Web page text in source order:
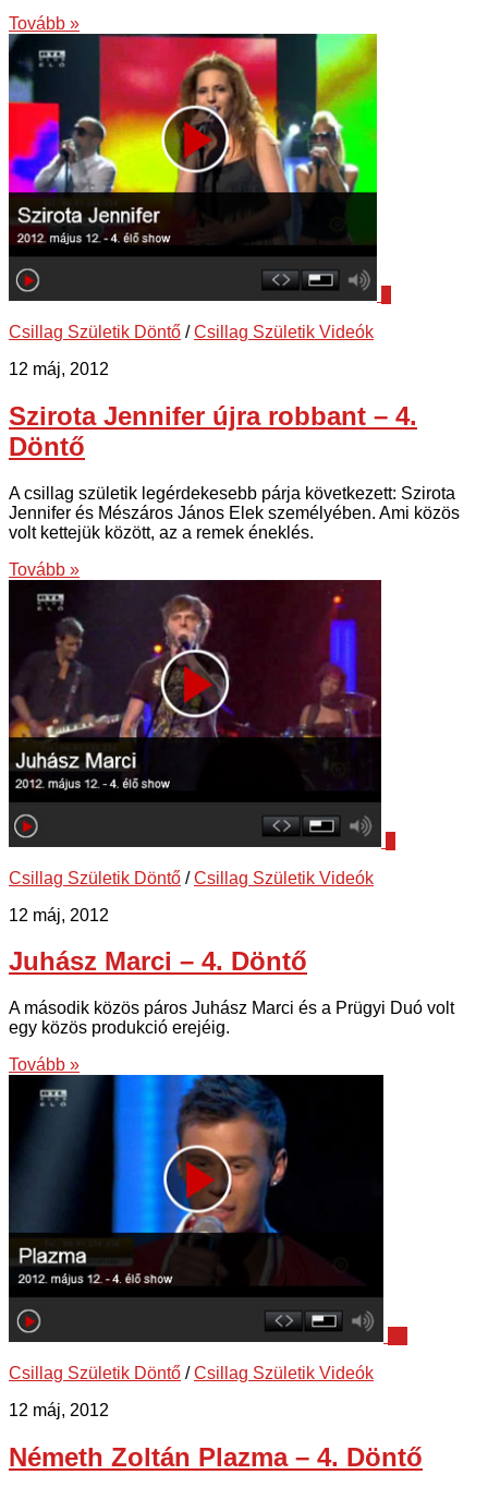
Tovább »
Csillag Születik Döntő /Csillag Születik Videók
12 máj, 2012
Szirota Jennifer újra robbant – 4.
Döntő
A csillag születik legérdekesebb párja következett: Szirota
Jennifer és Mészáros János Elek személyében. Ami közös
volt kettejük között, az a remek éneklés.
Tovább »
Csillag Születik Döntő /Csillag Születik Videók
12 máj, 2012
Juhász Marci – 4. Döntő
A második közös páros Juhász Marci és a Prügyi Duó volt
egy közös produkció erejéig.
Tovább »
Csillag Születik Döntő /Csillag Születik Videók
12 máj, 2012
Németh Zoltán Plazma – 4. Döntő